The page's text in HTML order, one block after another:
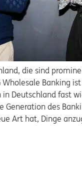
die sind
Wholesale Banking
Deutschland fast
Generation des
Art hat, Dinge